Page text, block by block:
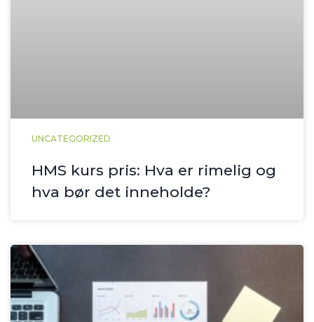
UNCATEGORIZED
HMS kurs pris: Hva er rimelig og
hva bør det inneholde?